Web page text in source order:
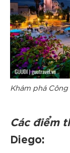
Khám phá
Các điểm
Diego: